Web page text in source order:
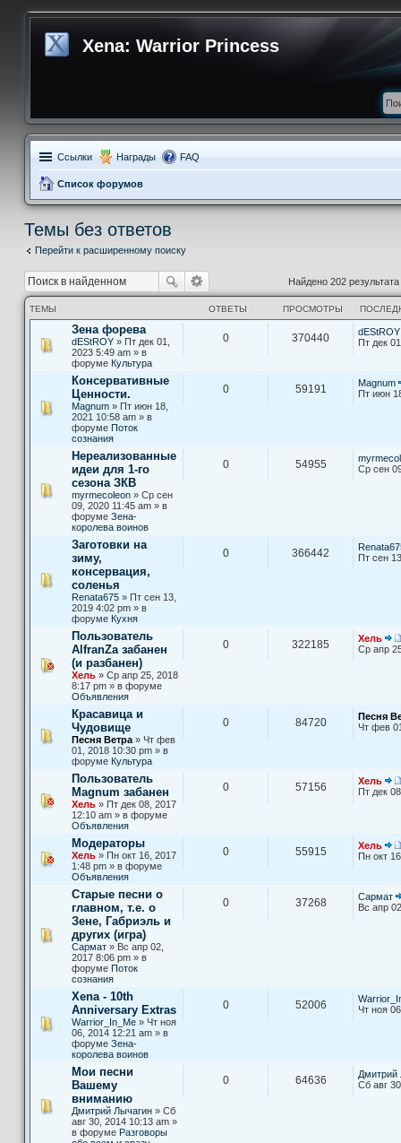
Xena: Warrior Princess
Ссылки Награды FAQ
Список форумов
Темы без ответов
Перейти к расширенному поиску
Найдено 202 результата
ТЕМЫ ОТВЕТЫ ПРОСМОТРЫ
Зена форева
dEStROY » Пт дек 01,
2023 5:49 am » в
форуме Культура
0 370440
dEStROY
Пт дек
Консервативные
Ценности.
Magnum » Пт июн 18,
2021 10:58 am » в
форуме Поток
сознания
0 59191
Magnum
Пт июн
Нереализованные
идеи для 1-го
сезона ЗКВ
myrmecoleon » Ср сен
09, 2020 11:45 am » в
форуме Зена-
королева воинов
0 54955
Ср сен
Заготовки на
зиму,
консервация,
соленья
Renata675 » Пт сен 13,
2019 4:02 pm » в
форуме Кухня
0 366442
Пт сен
Пользователь
AlfranZa забанен
(и разбанен)
Хель » Ср апр 25, 2018
8:17 pm » в форуме
Объявления
0 322185
Хель
Ср апр
Красавица и
Чудовище
Песня Ветра » Чт фев
01, 2018 10:30 pm » в
форуме Культура
0 84720
Песня
Чт фев
Пользователь
Magnum забанен
Хель » Пт дек 08, 2017
12:10 am » в форуме
Объявления
0 57156
Хель
Пт дек
Модераторы
Хель » Пн окт 16, 2017
1:48 pm » в форуме
Объявления
0 55915
Хель
Пн окт
Старые песни о
главном, т.е. о
Зене, Габриэль и
других (игра)
Сармат » Вс апр 02,
2017 8:06 pm » в
форуме Поток
сознания
0 37268
Сармат
Вс апр
Xena - 10th
Anniversary Extras
Warrior_In_Me » Чт ноя
06, 2014 12:21 am » в
форуме Зена-
королева воинов
0 52006
Чт ноя
Мои песни
Вашему
вниманию
Дмитрий Лычагин » Сб
авг 30, 2014 10:13 am »
в форуме Разговоры
0 64636
Дмитрий
Сб авг